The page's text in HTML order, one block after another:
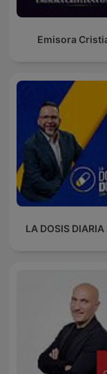
Emisora
LA DOSIS DIARIA